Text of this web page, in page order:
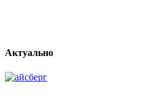
Актуально